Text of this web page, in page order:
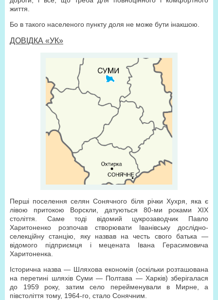
життя.
Бо в такого населеного пункту доля не може бути інакшою.
ДОВІДКА «УК»
Перші поселення селян Сонячного біля річки Хухря, яка є
лівою притокою Ворскли, датуються 80-ми роками ХІХ
століття. Саме тоді відомий цукрозаводчик Павло
Харитоненко розпочав створювати Іванівську дослідно-
селекційну станцію, яку назвав на честь свого батька —
відомого підприємця і мецената Івана Герасимовича
Харитоненка.
Історична назва — Шляхова економія (оскільки розташована
на перетині шляхів Суми — Полтава — Харків) зберігалася
до 1959 року, затим село перейменували в Мирне, а
півстоліття тому, 1964-го, стало Сонячним.